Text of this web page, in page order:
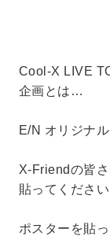
Cool-X LIVE
企画とは…
E/N オリジナ
X-Friendの皆
貼ってください
ポスターを貼